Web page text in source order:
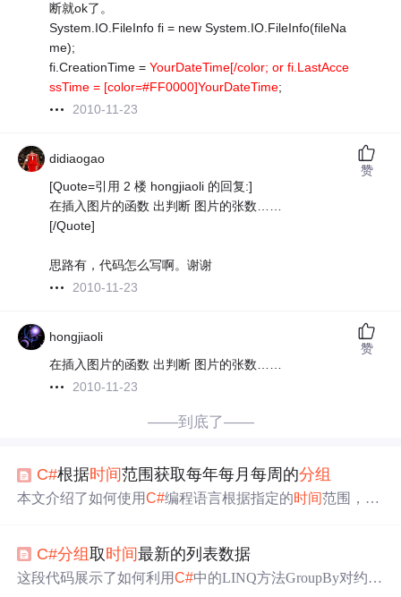
断就ok了。
System.IO.FileInfo fi = new System.IO.FileInfo(fileNa
me);
fi.CreationTime =YourDateTime[/color; or fi.LastAcce
ssTime = [color=#FF0000]YourDateTime;
2010-11-23
didiaogao
[Quote=引用 2 楼 hongjiaoli 的回复:]
在插入图片的函数 出判断 图片的张数……
[/Quote]
思路有，代码怎么写啊。谢谢
2010-11-23
赞
hongjiaoli
在插入图片的函数 出判断 图片的张数……
2010-11-23
赞
——到底了——
C#根据时间范围获取每年每月每周的分组
本文介绍了如何使用C#编程语言根据指定的时间范围，如
对的字典，实现了时间分组。虽然目前存在月中每周键值
对排序的问题，但提供了基本的解决方案和示例代码。
C#分组取时间最新的列表数据
这段代码展示了如何利用C#中的LINQ方法GroupBy对约束